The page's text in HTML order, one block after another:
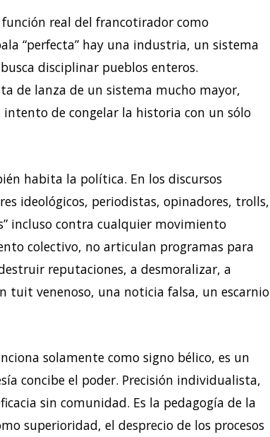
función real del francotirador como
“perfecta” hay una industria, un sistema
disciplinar pueblos enteros.
de lanza de un sistema mucho mayor,
de congelar la historia con un sólo
habita la política. En los discursos
ideológicos, periodistas, opinadores, trolls,
incluso contra cualquier movimiento
colectivo, no articulan programas para
reputaciones, a desmoralizar, a
tuit venenoso, una noticia falsa, un escarnio
solamente como signo bélico, es un
concibe el poder. Precisión individualista,
sin comunidad. Es la pedagogía de la
superioridad, el desprecio de los procesos